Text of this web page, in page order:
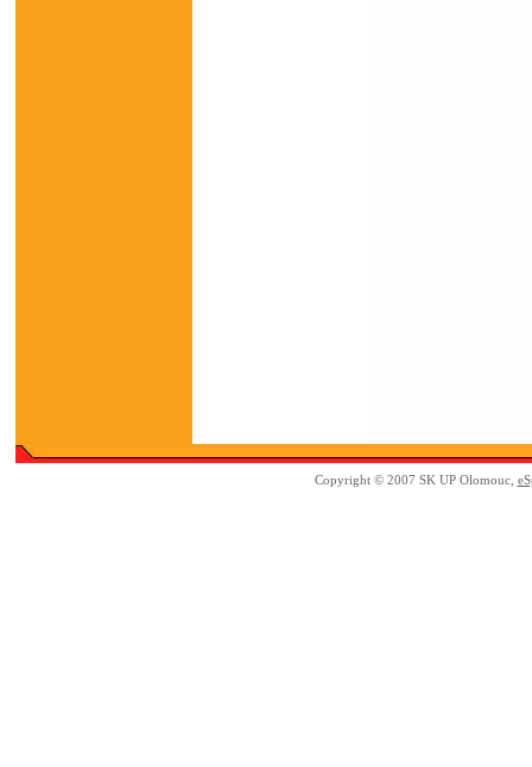
Copyright © 2007 SK UP Olomouc,